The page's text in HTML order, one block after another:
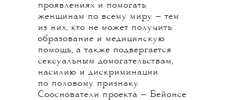
проявлениях и помогать
женщинам по всему миру — тем
из них, кто не может получить
образование и медицинскую
помощь, а также подвергается
сексуальным домогательствам,
насилию и дискриминации
по половому признаку.
Сооснователи проекта — Бейонсе